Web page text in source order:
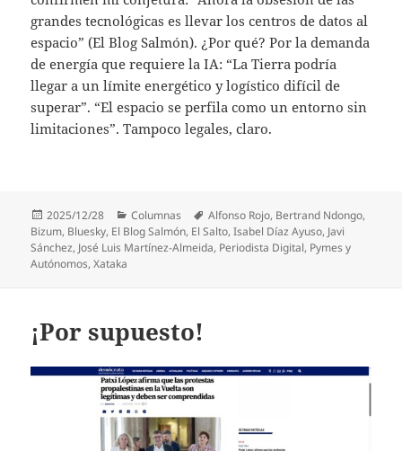
grandes tecnológicas es llevar los centros de datos al
espacio” (El Blog Salmón). ¿Por qué? Por la demanda
de energía que requiere la IA: “La Tierra podría
llegar a un límite energético y logístico difícil de
superar”. “El espacio se perfila como un entorno sin
limitaciones”. Tampoco legales, claro.
Publicado
el
2025/12/28 Categorías
Columnas Etiquetas
Alfonso Rojo, Bertrand Ndongo,
Bizum, Bluesky, El Blog Salmón, El Salto,Isabel Díaz Ayuso, Javi
Sánchez, José Luis Martínez-Almeida, Periodista Digital, Pymes y
Autónomos,Xataka
¡Por supuesto!